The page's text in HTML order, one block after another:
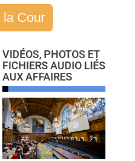
la Cour
VIDÉOS, PHOTOS ET
FICHIERS AUDIO LIÉS
AUX AFFAIRES